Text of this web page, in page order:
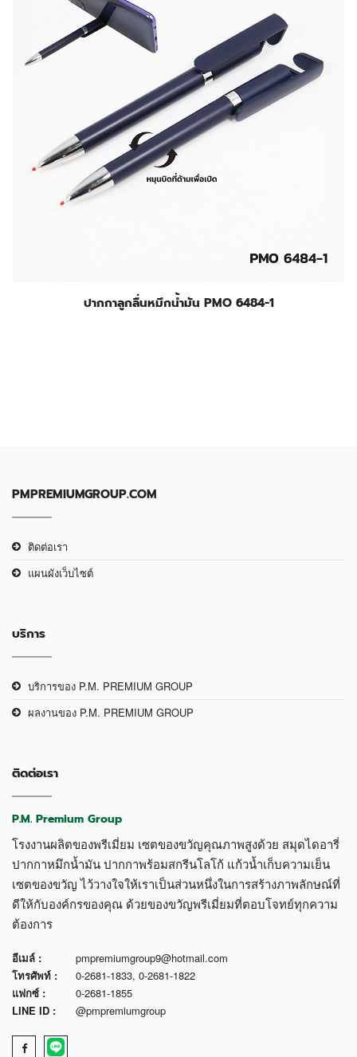
ปากกาลูกลื่นหมึกน้ำมัน PMO 6484-1
PMPREMIUMGROUP.COM
ติดต่อเรา
แผนผังเว็บไซต์
บริการ
บริการของ P.M. PREMIUM GROUP
ผลงานของ P.M. PREMIUM GROUP
ติดต่อเรา
P.M. Premium Group
โรงงานผลิตของพรีเมี่ยม เซตของขวัญคุณภาพสูงด้วย สมุดไดอารี่
ปากกาหมึกน้ำมัน ปากกาพร้อมสกรีนโลโก้ แก้วน้ำเก็บความเย็น
เซตของขวัญ ไว้วางใจให้เราเป็นส่วนหนึ่งในการสร้างภาพลักษณ์ที่
ดีให้กับองค์กรของคุณ ด้วยของขวัญพรีเมี่ยมที่ตอบโจทย์ทุกความ
ต้องการ
อีเมล์ :
pmpremiumgroup9@hotmail.com
โทรศัพท์ :
0-2681-1833, 0-2681-1822
แฟกซ์ :
0-2681-1855
LINE ID :
@pmpremiumgroup